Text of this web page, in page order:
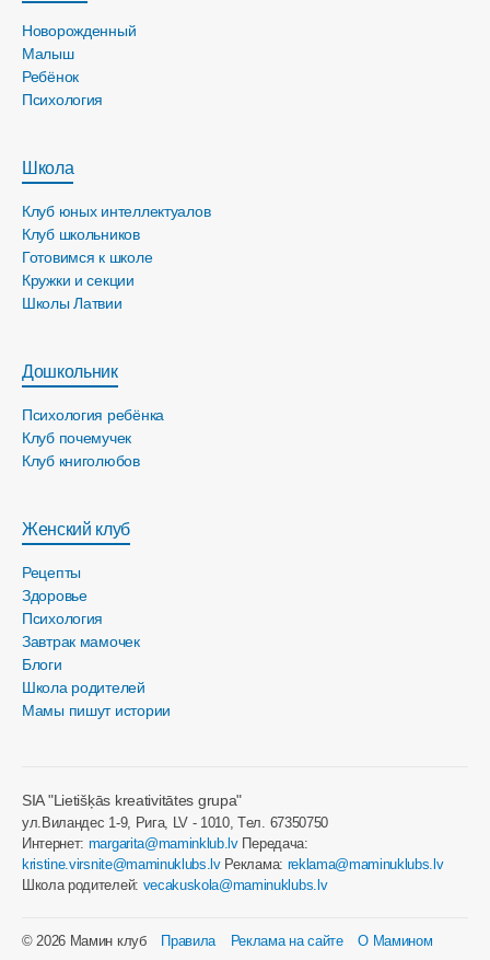
Новорожденный
Малыш
Ребёнок
Психология
Школа
Клуб юных интеллектуалов
Клуб школьников
Готовимся к школе
Кружки и секции
Школы Латвии
Дошкольник
Психология ребёнка
Клуб почемучек
Клуб книголюбов
Женский клуб
Рецепты
Здоровье
Психология
Завтрак мамочек
Блоги
Школа родителей
Мамы пишут истории
SIA "Lietišķās kreativitātes grupa"
ул.Виландес 1-9, Рига, LV - 1010, Tел. 67350750
Интернет: margarita@maminklub.lvПередача:
kristine.virsnite@maminuklubs.lvРеклама: reklama@maminuklubs.lv
Школа родителей: vecakuskola@maminuklubs.lv
© 2026 Мамин клуб Правила Реклама на сайте О Мамином